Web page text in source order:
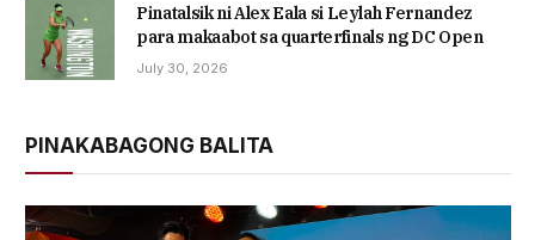
Pinatalsik ni Alex Eala si Leylah Fernandez
para makaabot sa quarterfinals ng DC Open
July 30, 2026
PINAKABAGONG BALITA